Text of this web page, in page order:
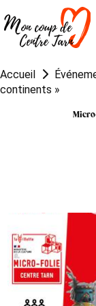
Accueil
continents »